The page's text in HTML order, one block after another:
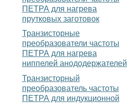
ПЕТРА для нагрева
прутковых заготовок
Транзисторные
преобразователи частоты
ПЕТРА для нагрева
ниппелей анододержателей
Транзисторный
преобразователь частоты
ПЕТРА для индукционной